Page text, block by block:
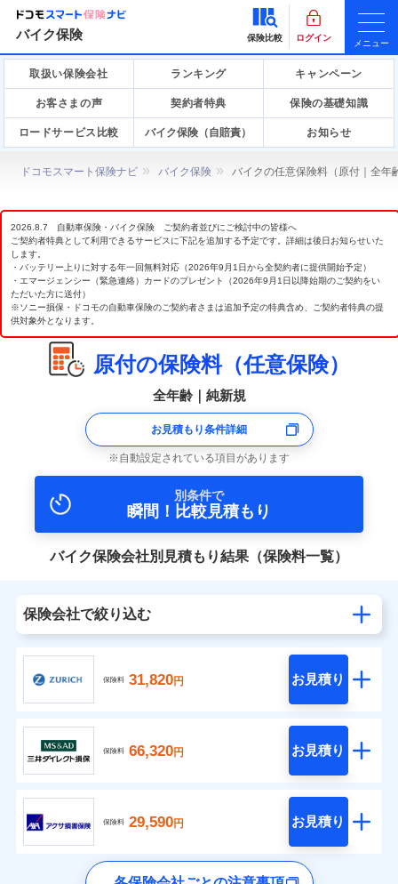
バイク保険 保険比較 ログイン
メニュー
取扱い保険会社 ランキング キャンペーン
お客さまの声 契約者特典 保険の基礎知識
ロードサービス比較 バイク保険（自賠責） お知らせ
ドコモスマート保険ナビ バイク保険 バイクの任意保険料（原付｜全年
2026.8.7 自動車保険・バイク保険 ご契約者並びにご検討中の皆様へ
ご契約者特典として利用できるサービスに下記を追加する予定です。詳細は後日お知らせいた
します。
・バッテリー上りに対する年一回無料対応（2026年9月1日から全契約者に提供開始予定）
・エマージェンシー（緊急連絡）カードのプレゼント（2026年9月1日以降始期のご契約をい
ただいた方に送付）
※ソニー損保・ドコモの自動車保険のご契約者さまは追加予定の特典含め、ご契約者特典の提
供対象外となります。
原付の保険料（任意保険）
全年齢｜純新規
お見積もり条件詳細
自動設定されている項目があります
別条件で
瞬間！比較見積もり
バイク保険会社別見積もり結果（保険料一覧）
保険会社で絞り込む
保険料 31,820円 お見積り
保険料 66,320円 お見積り
保険料 29,590円 お見積り